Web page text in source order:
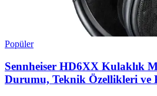
Popüler
Sennheiser HD6XX Kulaklık
Durumu, Teknik Özellikleri ve